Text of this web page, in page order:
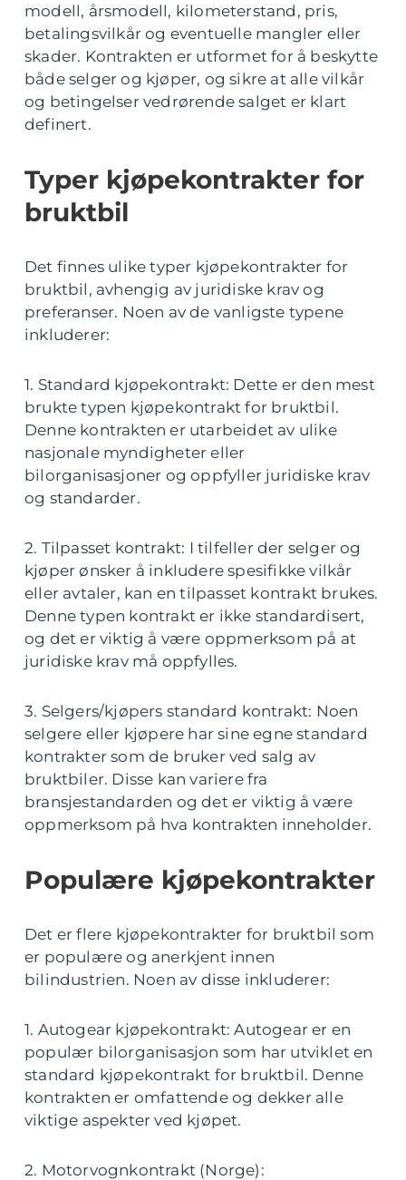
modell, årsmodell, kilometerstand, pris,
betalingsvilkår og eventuelle mangler eller
skader. Kontrakten er utformet for å beskytte
både selger og kjøper, og sikre at alle vilkår
og betingelser vedrørende salget er klart
definert.
Typer kjøpekontrakter for
bruktbil
Det finnes ulike typer kjøpekontrakter for
bruktbil, avhengig av juridiske krav og
preferanser. Noen av de vanligste typene
inkluderer:
1. Standard kjøpekontrakt: Dette er den mest
brukte typen kjøpekontrakt for bruktbil.
Denne kontrakten er utarbeidet av ulike
nasjonale myndigheter eller
bilorganisasjoner og oppfyller juridiske krav
og standarder.
2. Tilpasset kontrakt: I tilfeller der selger og
kjøper ønsker å inkludere spesifikke vilkår
eller avtaler, kan en tilpasset kontrakt brukes.
Denne typen kontrakt er ikke standardisert,
og det er viktig å være oppmerksom på at
juridiske krav må oppfylles.
3. Selgers/kjøpers standard kontrakt: Noen
selgere eller kjøpere har sine egne standard
kontrakter som de bruker ved salg av
bruktbiler. Disse kan variere fra
bransjestandarden og det er viktig å være
oppmerksom på hva kontrakten inneholder.
Populære kjøpekontrakter
Det er flere kjøpekontrakter for bruktbil som
er populære og anerkjent innen
bilindustrien. Noen av disse inkluderer:
1. Autogear kjøpekontrakt: Autogear er en
populær bilorganisasjon som har utviklet en
standard kjøpekontrakt for bruktbil. Denne
kontrakten er omfattende og dekker alle
viktige aspekter ved kjøpet.
2. Motorvognkontrakt (Norge):